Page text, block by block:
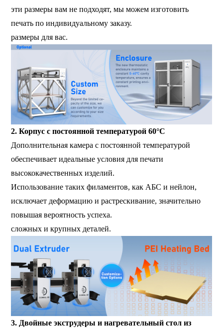
эти размеры вам не подходят, мы можем изготовить
печать по индивидуальному заказу.
размеры для вас.
2. Корпус с постоянной температурой 60°C
Дополнительная камера с постоянной температурой
обеспечивает идеальные условия для печати
высококачественных изделий.
Использование таких филаментов, как АБС и нейлон,
исключает деформацию и растрескивание, значительно
повышая вероятность успеха.
сложных и крупных деталей.
3. Двойные экструдеры и нагревательный стол из